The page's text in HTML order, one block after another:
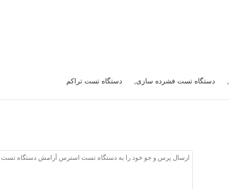
دستگاه تست فشرده سازی دستگاه تست تراکم